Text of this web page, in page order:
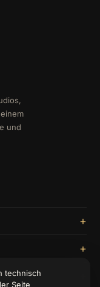
und
technisch
Seite